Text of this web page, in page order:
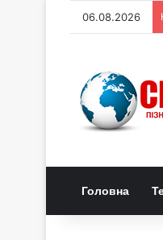
06.08.2026
Головна